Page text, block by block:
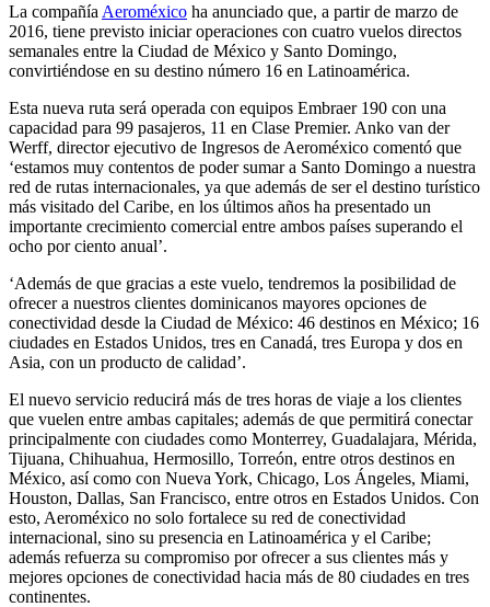
La compañía Aeroméxico ha anunciado que, a partir de marzo de
2016, tiene previsto iniciar operaciones con cuatro vuelos directos
semanales entre la Ciudad de México y Santo Domingo,
convirtiéndose en su destino número 16 en Latinoamérica.
Esta nueva ruta será operada con equipos Embraer 190 con una
capacidad para 99 pasajeros, 11 en Clase Premier. Anko van der
Werff, director ejecutivo de Ingresos de Aeroméxico comentó que
‘estamos muy contentos de poder sumar a Santo Domingo a nuestra
red de rutas internacionales, ya que además de ser el destino turístico
más visitado del Caribe, en los últimos años ha presentado un
importante crecimiento comercial entre ambos países superando el
ocho por ciento anual’.
‘Además de que gracias a este vuelo, tendremos la posibilidad de
ofrecer a nuestros clientes dominicanos mayores opciones de
conectividad desde la Ciudad de México: 46 destinos en México; 16
ciudades en Estados Unidos, tres en Canadá, tres Europa y dos en
Asia, con un producto de calidad’.
El nuevo servicio reducirá más de tres horas de viaje a los clientes
que vuelen entre ambas capitales; además de que permitirá conectar
principalmente con ciudades como Monterrey, Guadalajara, Mérida,
Tijuana, Chihuahua, Hermosillo, Torreón, entre otros destinos en
México, así como con Nueva York, Chicago, Los Ángeles, Miami,
Houston, Dallas, San Francisco, entre otros en Estados Unidos. Con
esto, Aeroméxico no solo fortalece su red de conectividad
internacional, sino su presencia en Latinoamérica y el Caribe;
además refuerza su compromiso por ofrecer a sus clientes más y
mejores opciones de conectividad hacia más de 80 ciudades en tres
continentes.